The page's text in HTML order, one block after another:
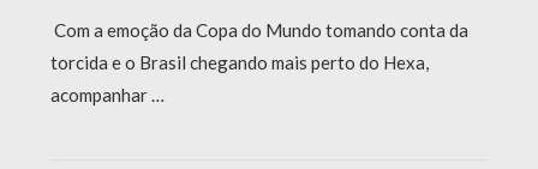
Com a emoção da Copa do Mundo tomando conta da
torcida e o Brasil chegando mais perto do Hexa,
acompanhar …